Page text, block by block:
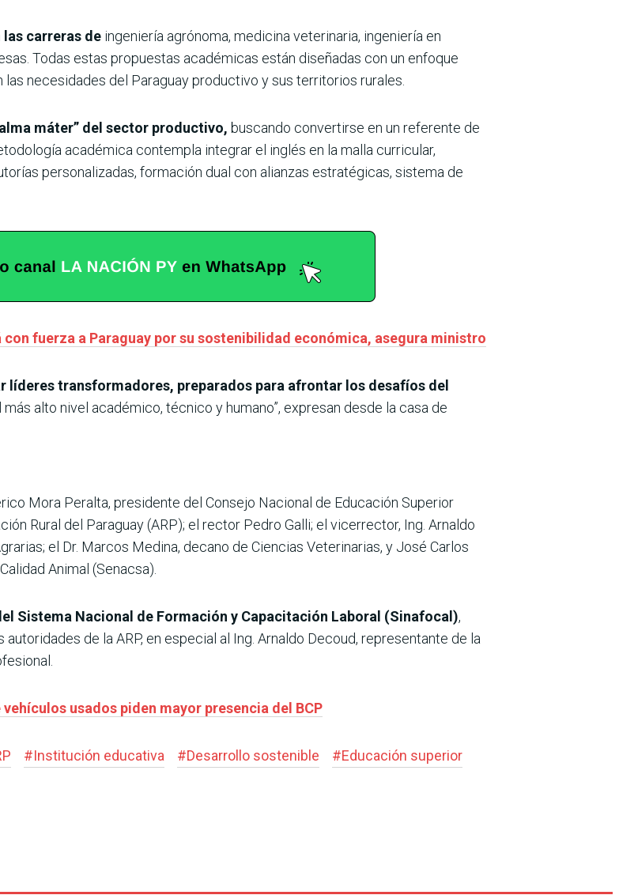
las carreras de ingeniería agrónoma, medicina veterinaria, ingeniería en
Todas estas propuestas académicas están diseñadas con un enfoque
necesidades del Paraguay productivo y sus territorios rurales.
máter” del sector productivo, buscando convertirse en un referente de
académica contempla integrar el inglés en la malla curricular,
personalizadas, formación dual con alianzas estratégicas, sistema de
fuerza a Paraguay por su sostenibilidad económica, asegura ministro
líderes transformadores, preparados para afrontar los desafíos del
alto nivel académico, técnico y humano”, expresan desde la casa de
Mora Peralta, presidente del Consejo Nacional de Educación Superior
Rural del Paraguay (ARP); el rector Pedro Galli; el vicerrector, Ing. Arnaldo
el Dr. Marcos Medina, decano de Ciencias Veterinarias, y José Carlos
Animal (Senacsa).
Sistema Nacional de Formación y Capacitación Laboral (Sinafocal),
de la ARP, en especial al Ing. Arnaldo Decoud, representante de la
usados piden mayor presencia del BCP
#Institución educativa #Desarrollo sostenible #Educación superior